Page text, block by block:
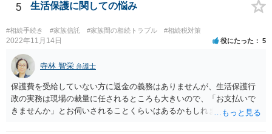
5 生活保護に関しての悩み
#相続手続き #家族信託 #家族間の相続トラブル #相続税対策
2022年11月14日 役にたった 5
寺林 智栄 弁護士
保護費を受給していない方に返金の義務はありませんが、生活保護行
政の実務は現場の裁量に任されるところも大きいので、「お支払いで
きませんか」とお伺いされることくらいはあるかもしれません。 通報